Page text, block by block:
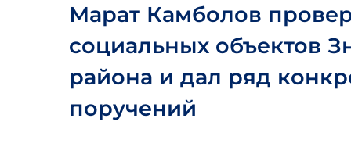
Марат Камболов
социальных объектов
района и дал ряд
поручений